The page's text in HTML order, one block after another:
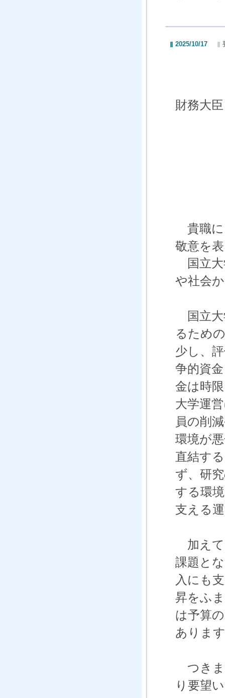
2025/10/17
財務大
貴職に
敬意を
国立大
や社会
国立大
るため
少し、
争的資
金は時
大学運
員の削
環境が
直結す
ず、研
する環
支える
加えて
課題と
入にも
昇をふ
は予算
ありま
つきま
り要望